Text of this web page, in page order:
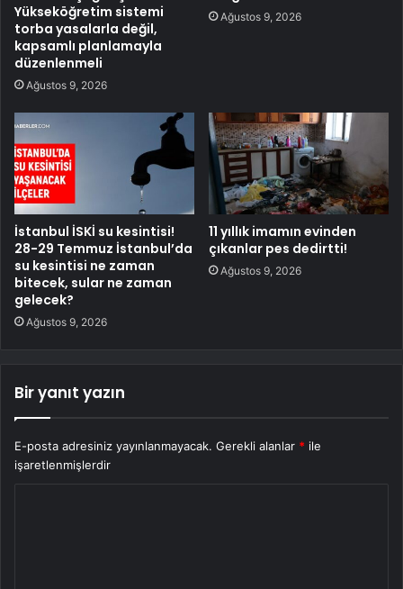
Yükseköğretim sistemi
torba yasalarla değil,
kapsamlı planlamayla
düzenlenmeli
Ağustos 9, 2026
Ağustos 9, 2026
İstanbul İSKİ su kesintisi!
28-29 Temmuz İstanbul’da
su kesintisi ne zaman
bitecek, sular ne zaman
gelecek?
Ağustos 9, 2026
11 yıllık imamın evinden
çıkanlar pes dedirtti!
Ağustos 9, 2026
Bir yanıt yazın
E-posta adresiniz yayınlanmayacak. Gerekli alanlar * ile
işaretlenmişlerdir